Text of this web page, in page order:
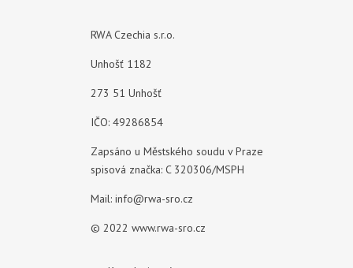
RWA Czechia s.r.o.
Unhošť 1182
273 51 Unhošť
IČO: 49286854
Zapsáno u Městského soudu v Praze
spisová značka: C 320306/MSPH
Mail: info@rwa-sro.cz
© 2022 www.rwa-sro.cz